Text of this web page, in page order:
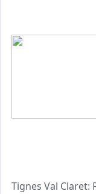
Tignes Val Claret: